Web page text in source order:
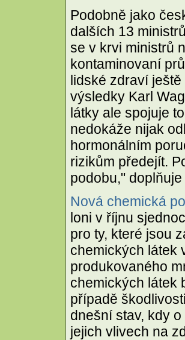
Podobně jako
dalších 13
se v krvi ministrů
kontaminovaní
lidské zdraví
výsledky Karl
látky ale spojuje
nedokáže nijak
hormonálním
rizikům předejít.
podobu,"
Nová chemická
loni v říjnu
pro ty, které jsou
chemických látek
produkovaného
chemických látek
případě
dnešní stav, kdy
jejich vlivech na